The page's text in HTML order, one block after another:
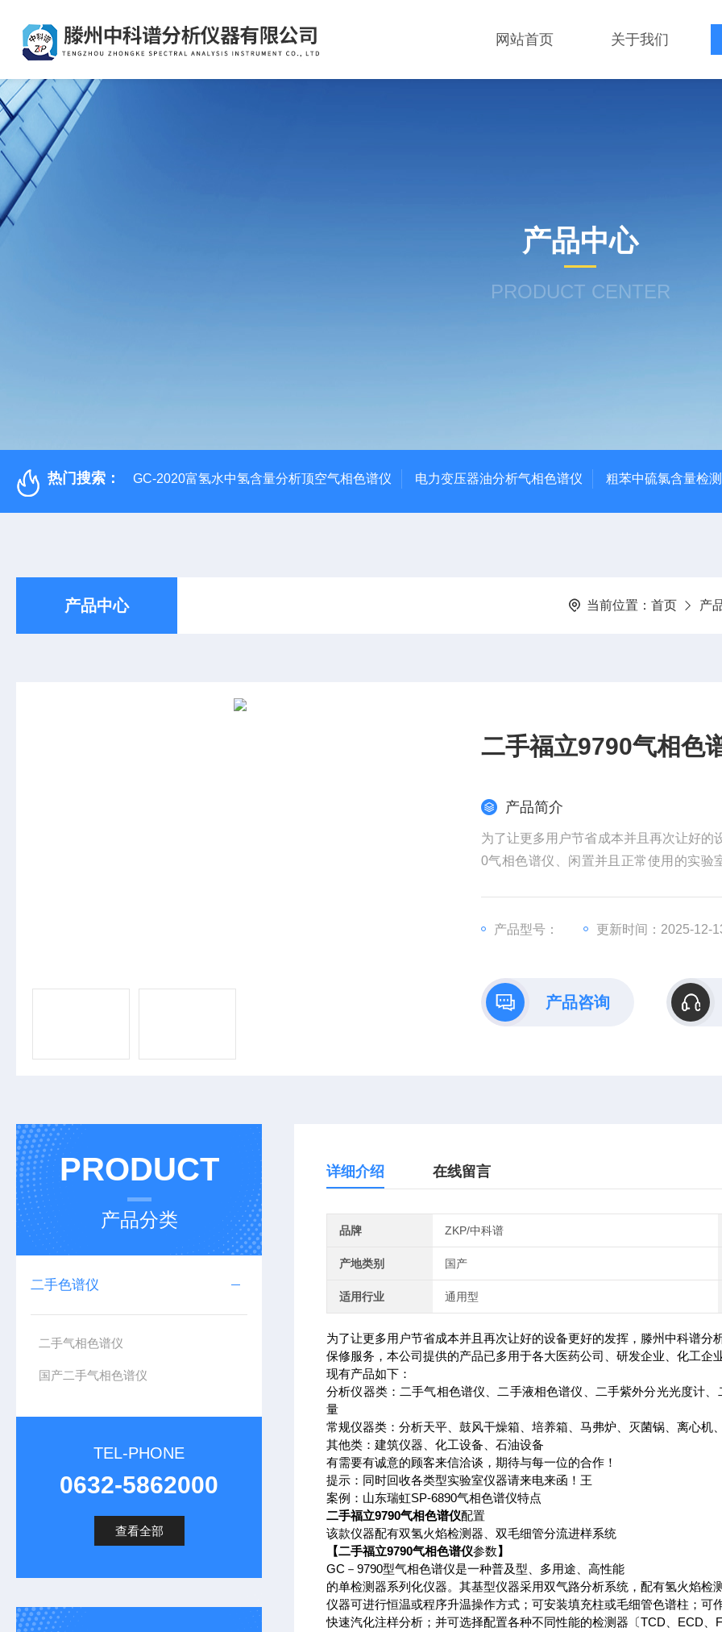
网站首页 关于我们
产品中心
PRODUCT CENTER
热门搜索： GC-2020富氢水中氢含量分析顶空气相色谱仪 电力变压器油分析气相色谱仪 粗苯中硫氯含量检
产品中心 当前位置： 首页 产
二手福立9790气相色
产品简介
为了让更多用户节省成本并且再次让好
0气相色谱仪、闲置并且正常使用的实验
产品型号： 更新时间：2025-12-
产品咨询
PRODUCT
产品分类
二手色谱仪
二手气相色谱仪
国产二手气相色谱仪
TEL-PHONE
0632-5862000
查看全部
详细介绍 在线留言
品牌 ZKP/中科谱
产地类别 国产
适用行业 通用型
为了让更多用户节省成本并且再次让好的设备更好的发挥，滕州中科谱
保修服务，本公司提供的产品已多用于各大医药公司、研发企业、化工
现有产品如下：
分析仪器类：二手气相色谱仪、二手液相色谱仪、二手紫外分光光度计
量
常规仪器类：分析天平、鼓风干燥箱、培养箱、马弗炉、灭菌锅、离心机
其他类：建筑仪器、化工设备、石油设备
有需要有诚意的顾客来信洽谈，期待与每一位的合作！
提示：同时回收各类型实验室仪器请来电来函！王
案例：山东瑞虹SP-6890气相色谱仪特点
二手福立9790气相色谱仪配置
该款仪器配有双氢火焰检测器、双毛细管分流进样系统
【二手福立9790气相色谱仪参数】
GC－9790型气相色谱仪是一种普及型、多用途、高性能
的单检测器系列化仪器。其基型仪器采用双气路分析系统，配有氢火焰检
仪器可进行恒温或程序升温操作方式；可安装填充柱或毛细管色谱柱；可
快速汽化注样分析；并可选择配置各种不同性能的检测器〔TCD、ECD、